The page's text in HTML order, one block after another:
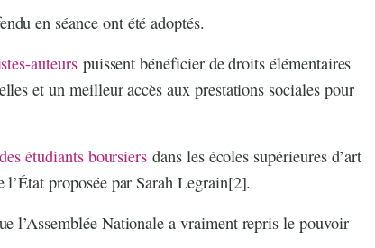
en séance ont été adoptés.
auteurspuissent bénéficier de droits élémentaires
et un meilleur accès aux prestations sociales pour
étudiants boursiers dans les écoles supérieures d’art
proposée par Sarah Legrain[2].
l’Assemblée Nationale a vraiment repris le pouvoir